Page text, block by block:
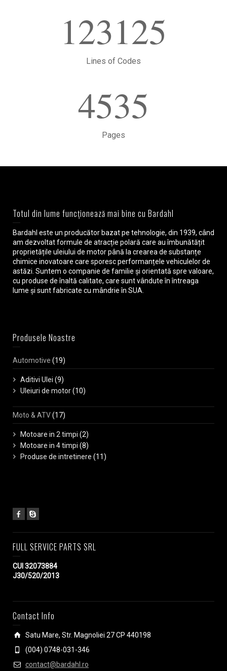
123125
Lines of Codes
4535
Pages
Totul din lume funcționează mai bine cu Bardahl
Bardahl este un producător bazat pe tehnologie, din 1939, când
am dezvoltat formule de atracție polară care au îmbunătățit
proprietățile uleiului de motor până la crearea de substanțe
chimice inovatoare care sporesc performanțele vehiculelor de
astăzi. Suntem o companie de familie și orientată spre valoare,
cu produse de înaltă calitate, care sunt vândute în întreaga
lume și sunt fabricate cu mândrie în SUA.
Produsele Noastre
Automotive (19)
Aditivi Ulei (9)
Uleiuri de motor(10)
Moto & ATV(17)
Motoare in 2 timpi (2)
Motoare in 4 timpi (8)
Produse de intretinere (11)
FULL SERVICE PARTS SRL
CUI 32073884
J30/520/2013
Contact Info
Satu Mare, Str. Magnoliei 27 CP 440198
(004) 0748-031-346
contact@bardahl.ro